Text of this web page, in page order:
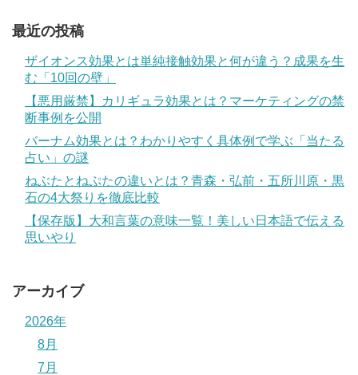
最近の投稿
ザイオンス効果とは単純接触効果と何が違う？成果を生
む「10回の壁」
【悪用厳禁】カリギュラ効果とは？マーケティングの禁
断事例を公開
バーナム効果とは？わかりやすく具体例で学ぶ「当たる
占い」の謎
ねぶたとねぷたの違いとは？青森・弘前・五所川原・黒
石の4大祭りを徹底比較
【保存版】大和言葉の意味一覧！美しい日本語で伝える
思いやり
アーカイブ
2026年
8月
7月